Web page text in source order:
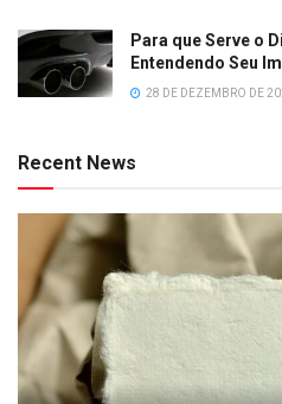
Para que Serve o
Entendendo Seu
28 DE DEZEMBRO DE
Recent News